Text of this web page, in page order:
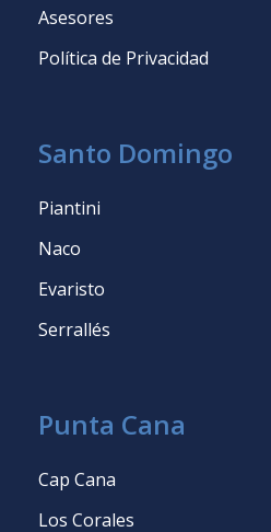
Asesores
Política de Privacidad
Santo Domingo
Piantini
Naco
Evaristo
Serrallés
Punta Cana
Cap Cana
Los Corales